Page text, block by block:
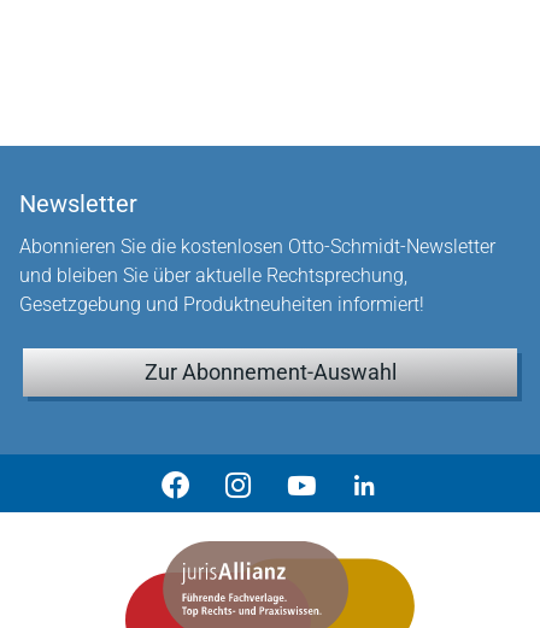
Newsletter
Abonnieren Sie die kostenlosen Otto-Schmidt-Newsletter
und bleiben Sie über aktuelle Rechtsprechung,
Gesetzgebung und Produktneuheiten informiert!
Zur Abonnement-Auswahl